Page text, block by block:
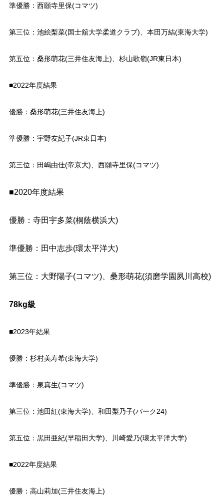
準優勝：西願寺里保(コマツ)
第三位：池絵梨菜(国士舘大学柔道クラブ)、本田万結(東海大学)
第五位：桑形萌花(三井住友海上)、杉山歌嶺(JR東日本)
■2022年度結果
優勝：桑形萌花(三井住友海上)
準優勝：宇野友紀子(JR東日本)
第三位：田嶋由佳(帝京大)、西願寺里保(コマツ)
■2020年度結果
優勝：寺田宇多菜(桐蔭横浜大)
準優勝：田中志歩(環太平洋大)
第三位：大野陽子(コマツ)、桑形萌花(須磨学園夙川高校)
78kg級
■2023年結果
優勝：杉村美寿希(東海大学)
準優勝：泉真生(コマツ)
第三位：池田紅(東海大学)、和田梨乃子(パーク24)
第五位：黒田亜紀(早稲田大学)、川崎愛乃(環太平洋大学)
■2022年度結果
優勝：高山莉加(三井住友海上)